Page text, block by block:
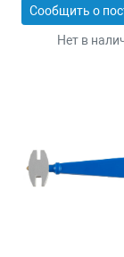
Нет в